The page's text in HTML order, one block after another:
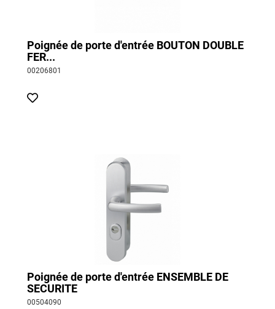
Poignée de porte d'entrée BOUTON DOUBLE
FER...
00206801
Poignée de porte d'entrée ENSEMBLE DE
SECURITE
00504090